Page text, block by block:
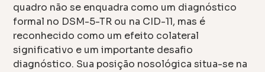
quadro não se enquadra como um diagnóstico
formal no DSM-5-TR ou na CID-11, mas é
reconhecido como um efeito colateral
significativo e um importante desafio
diagnóstico. Sua posição nosológica situa-se na